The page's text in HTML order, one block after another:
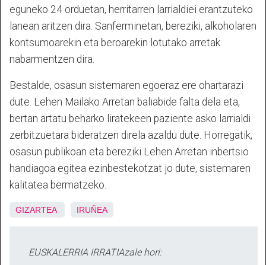
eguneko 24 orduetan, herritarren larrialdiei erantzuteko
lanean aritzen dira. Sanferminetan, bereziki, alkoholaren
kontsumoarekin eta beroarekin lotutako arretak
nabarmentzen dira.
Bestalde, osasun sistemaren egoeraz ere ohartarazi
dute. Lehen Mailako Arretan baliabide falta dela eta,
bertan artatu beharko liratekeen paziente asko larrialdi
zerbitzuetara bideratzen direla azaldu dute. Horregatik,
osasun publikoan eta bereziki Lehen Arretan inbertsio
handiagoa egitea ezinbestekotzat jo dute, sistemaren
kalitatea bermatzeko.
GIZARTEA IRUÑEA
EUSKALERRIA IRRATIAzale hori: